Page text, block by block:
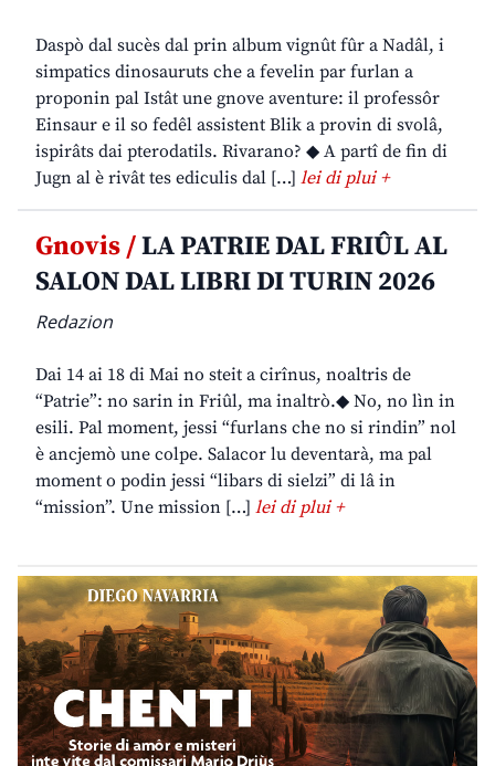
Daspò dal sucès dal prin album vignût fûr a Nadâl, i
simpatics dinosauruts che a fevelin par furlan a
proponin pal Istât une gnove aventure: il professôr
Einsaur e il so fedêl assistent Blik a provin di svolâ,
ispirâts dai pterodatils. Rivarano? ◆ A partî de fin di
Jugn al è rivât tes ediculis dal […] lei di plui +
Gnovis /LA PATRIE DAL FRIÛL AL
SALON DAL LIBRI DI TURIN 2026
Redazion
Dai 14 ai 18 di Mai no steit a cirînus, noaltris de
“Patrie”: no sarin in Friûl, ma inaltrò.◆ No, no lìn in
esili. Pal moment, jessi “furlans che no si rindin” nol
è ancjemò une colpe. Salacor lu deventarà, ma pal
moment o podin jessi “libars di sielzi” di lâ in
“mission”. Une mission […] lei di plui +